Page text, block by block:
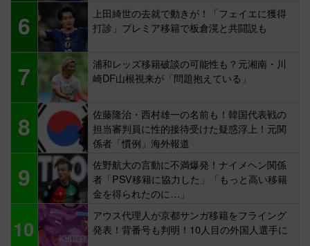
6
上田綺世の去就で動きが！「フェイエに獲得
打診」プレミア移籍で板倉滉と共闘説も
7
浦和レッズ移籍破談の可能性も？元湘南・川
崎DF山根視来が「問題抱えている」
8
佐藤隆治・西村雄一の名前も！韓国代表戦の
担当審判員に性的接待受けた疑惑浮上！元関
係者「慣例」海外報道
9
佐野航大の言動に不満爆発！ナイメヘン関係
者「PSV移籍に協力した」「もっと高い移籍
金を得られたのに…」
10
アウス代理人が京都サンガ移籍をフライング
発表！背番号も判明！10人目の外国人選手に